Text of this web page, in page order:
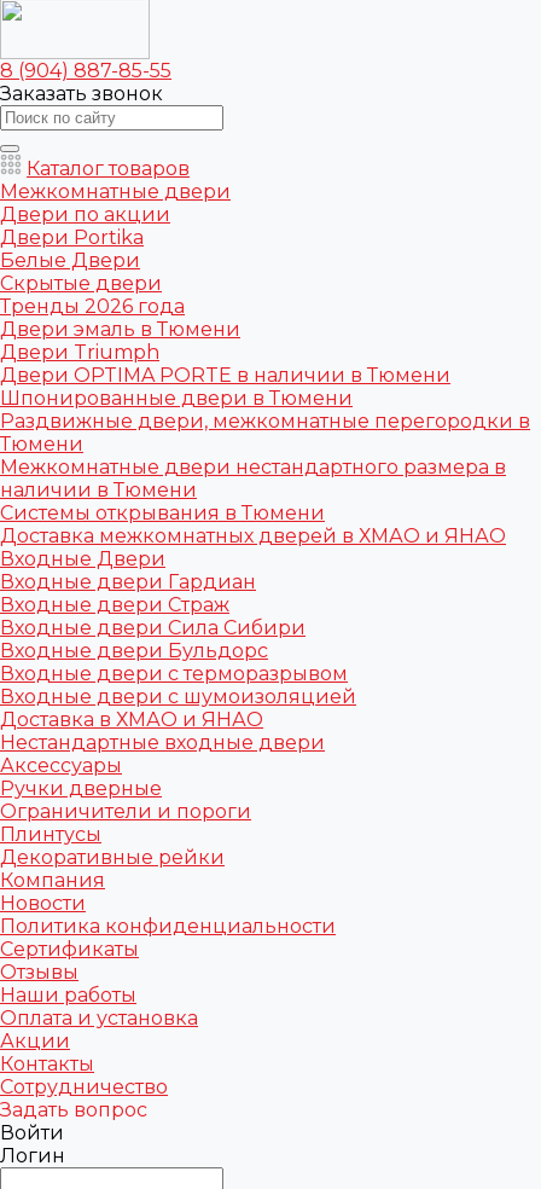
8 (904) 887-85-55
Заказать звонок
Каталог товаров
Межкомнатные двери
Двери по акции
Двери Portika
Белые Двери
Скрытые двери
Тренды 2026 года
Двери эмаль в Тюмени
Двери Triumph
Двери OPTIMA PORTE в наличии в Тюмени
Шпонированные двери в Тюмени
Раздвижные двери, межкомнатные перегородки в
Тюмени
Межкомнатные двери нестандартного размера в
наличии в Тюмени
Системы открывания в Тюмени
Доставка межкомнатных дверей в ХМАО и ЯНАО
Входные Двери
Входные двери Гардиан
Входные двери Страж
Входные двери Сила Сибири
Входные двери Бульдорс
Входные двери с терморазрывом
Входные двери с шумоизоляцией
Доставка в ХМАО и ЯНАО
Нестандартные входные двери
Аксессуары
Ручки дверные
Ограничители и пороги
Плинтусы
Декоративные рейки
Компания
Новости
Политика конфиденциальности
Сертификаты
Отзывы
Наши работы
Оплата и установка
Акции
Контакты
Сотрудничество
Задать вопрос
Войти
Логин